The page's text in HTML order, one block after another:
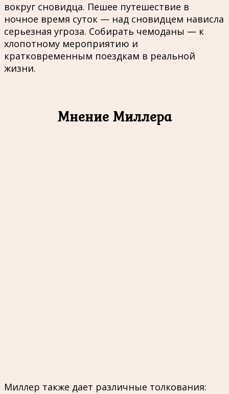
вокруг сновидца. Пешее путешествие в
ночное время суток — над сновидцем нависла
серьезная угроза. Собирать чемоданы — к
хлопотному мероприятию и
кратковременным поездкам в реальной
жизни.
Мнение Миллера
Миллер также дает различные толкования: